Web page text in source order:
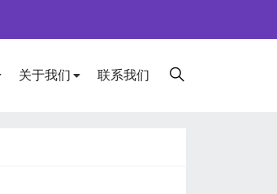
关于我们 联系我们